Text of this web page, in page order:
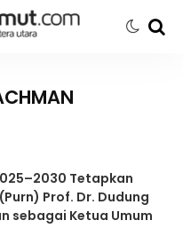
Tetapkan
Prof. Dr. Dudung
sebagai Ketua Umum